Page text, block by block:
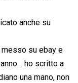
anche su
messo su ebay e
ho scritto a
una mano, non